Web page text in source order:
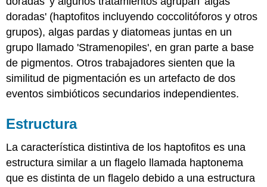
doradas' (haptofitos incluyendo coccolitóforos y otros
grupos), algas pardas y diatomeas juntas en un
grupo llamado 'Stramenopiles', en gran parte a base
de pigmentos. Otros trabajadores sienten que la
similitud de pigmentación es un artefacto de dos
eventos simbióticos secundarios independientes.
Estructura
La característica distintiva de los haptofitos es una
estructura similar a un flagelo llamada haptonema
que es distinta de un flagelo debido a una estructura